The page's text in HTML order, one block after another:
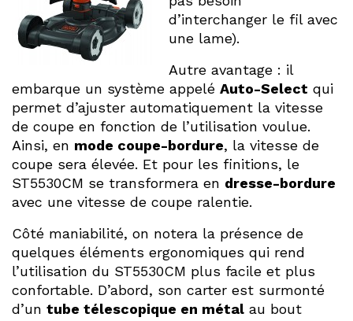
d’interchanger le fil avec
une lame).
Autre avantage : il
embarque un système appelé Auto-Select qui
permet d’ajuster automatiquement la vitesse
de coupe en fonction de l’utilisation voulue.
Ainsi, en mode coupe-bordure, la vitesse de
coupe sera élevée. Et pour les finitions, le
ST5530CM se transformera en dresse-bordure
avec une vitesse de coupe ralentie.
Côté maniabilité, on notera la présence de
quelques éléments ergonomiques qui rend
l’utilisation du ST5530CM plus facile et plus
confortable. D’abord, son carter est surmonté
d’un tube télescopique en métal au bout